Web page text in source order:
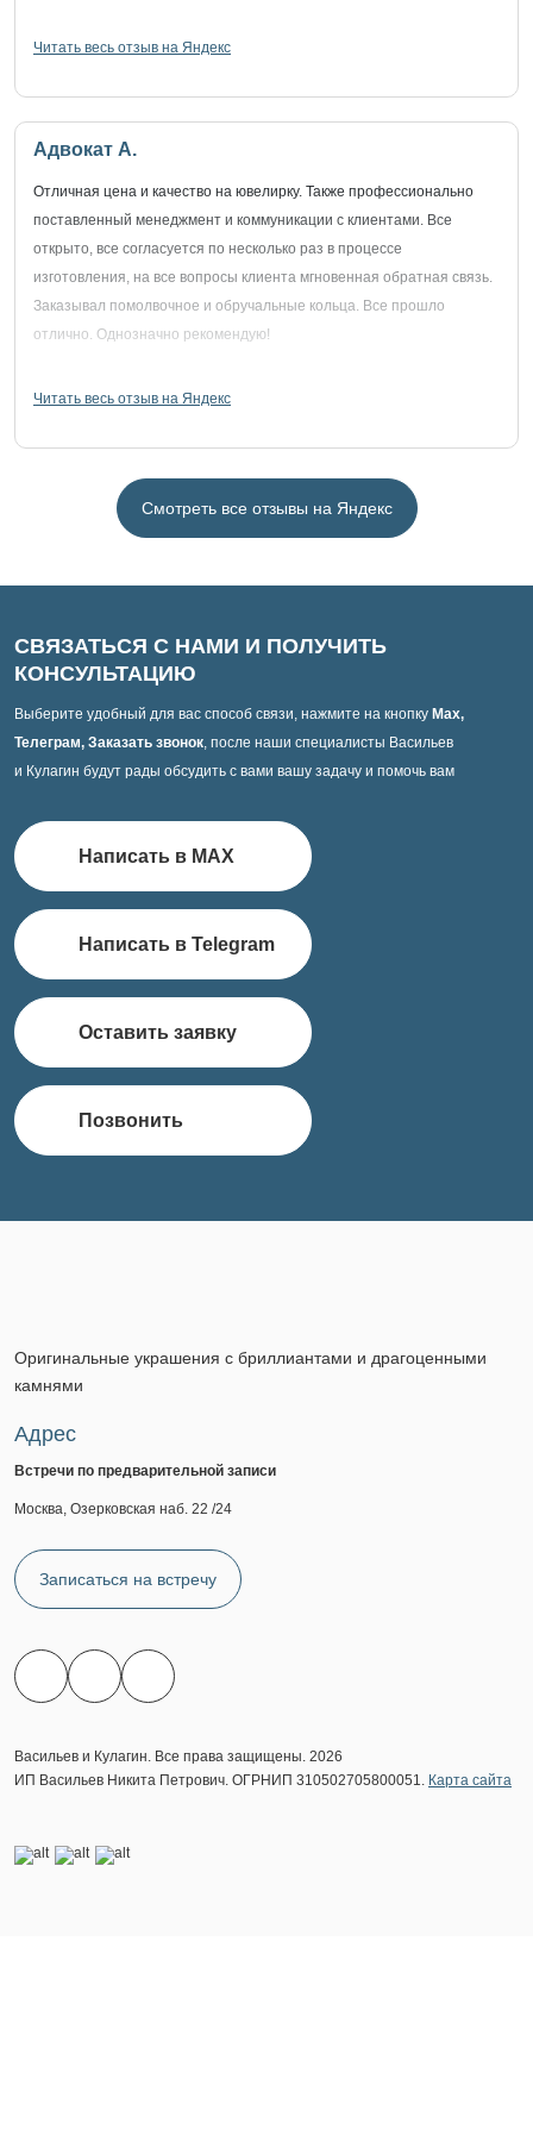
Читать весь отзыв на Яндекс
Адвокат А.
Отличная цена и качество на ювелирку. Также профессионально
поставленный менеджмент и коммуникации с клиентами. Все
открыто, все согласуется по несколько раз в процессе
изготовления, на все вопросы клиента мгновенная обратная связь.
Заказывал помолвочное и обручальные кольца. Все прошло
отлично. Однозначно рекомендую!
Читать весь отзыв на Яндекс
Смотреть все отзывы на Яндекс
СВЯЗАТЬСЯ С НАМИ И ПОЛУЧИТЬ
КОНСУЛЬТАЦИЮ
Выберите удобный для вас способ связи, нажмите на кнопку Max,
Телеграм, Заказать звонок, после наши специалисты Васильев
и Кулагин будут рады обсудить с вами вашу задачу и помочь вам
Написать в MAX
Написать в Telegram
Оставить заявку
Позвонить
Оригинальные украшения с бриллиантами и драгоценными
камнями
Адрес
Встречи по предварительной записи
Москва, Озерковская наб. 22 /24
Записаться на встречу
Васильев и Кулагин. Все права защищены. 2026
ИП Васильев Никита Петрович. ОГРНИП 310502705800051. Карта сайта